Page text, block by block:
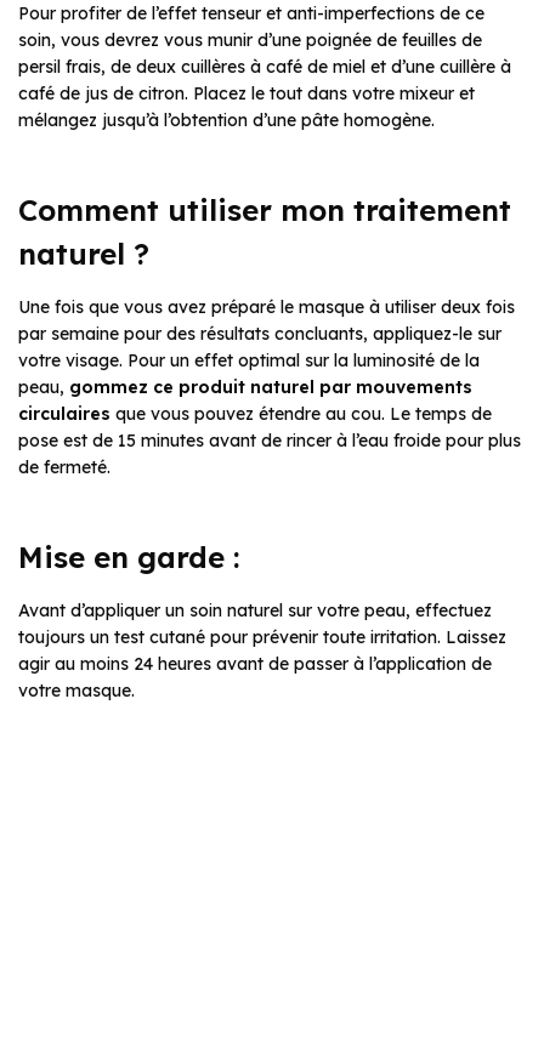
Pour profiter de l’effet tenseur et anti-imperfections de ce
soin, vous devrez vous munir d’une poignée de feuilles de
persil frais, de deux cuillères à café de miel et d’une cuillère à
café de jus de citron. Placez le tout dans votre mixeur et
mélangez jusqu’à l’obtention d’une pâte homogène.
Comment utiliser mon traitement
naturel ?
Une fois que vous avez préparé le masque à utiliser deux fois
par semaine pour des résultats concluants, appliquez-le sur
votre visage. Pour un effet optimal sur la luminosité de la
peau, gommez ce produit naturel par mouvements
circulaires que vous pouvez étendre au cou. Le temps de
pose est de 15 minutes avant de rincer à l’eau froide pour plus
de fermeté.
Mise en garde :
Avant d’appliquer un soin naturel sur votre peau, effectuez
toujours un test cutané pour prévenir toute irritation. Laissez
agir au moins 24 heures avant de passer à l’application de
votre masque.